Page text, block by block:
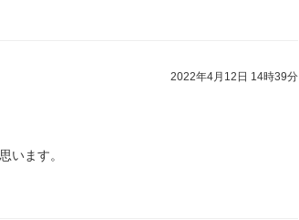
2022年4月12日 14時39分
います。